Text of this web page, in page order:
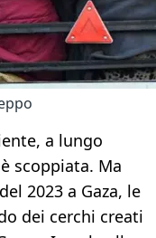
a lungo
scoppiata. Ma
2023 a Gaza, le
dei cerchi creati